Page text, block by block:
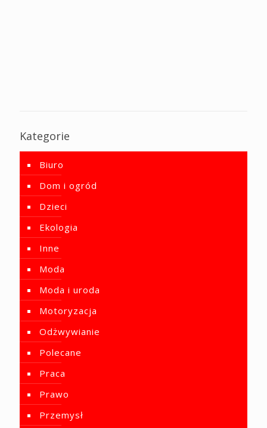
Kategorie
Biuro
Dom i ogród
Dzieci
Ekologia
Inne
Moda
Moda i uroda
Motoryzacja
Odżwywianie
Polecane
Praca
Prawo
Przemysł